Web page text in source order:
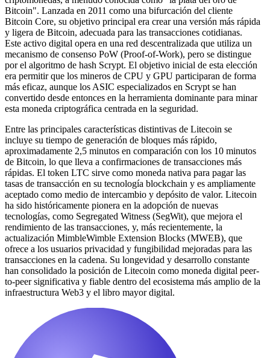
Bitcoin". Lanzada en 2011 como una bifurcación del cliente
Bitcoin Core, su objetivo principal era crear una versión más rápida
y ligera de Bitcoin, adecuada para las transacciones cotidianas.
Este activo digital opera en una red descentralizada que utiliza un
mecanismo de consenso PoW (Proof-of-Work), pero se distingue
por el algoritmo de hash Scrypt. El objetivo inicial de esta elección
era permitir que los mineros de CPU y GPU participaran de forma
más eficaz, aunque los ASIC especializados en Scrypt se han
convertido desde entonces en la herramienta dominante para minar
esta moneda criptográfica centrada en la seguridad.
Entre las principales características distintivas de Litecoin se
incluye su tiempo de generación de bloques más rápido,
aproximadamente 2,5 minutos en comparación con los 10 minutos
de Bitcoin, lo que lleva a confirmaciones de transacciones más
rápidas. El token LTC sirve como moneda nativa para pagar las
tasas de transacción en su tecnología blockchain y es ampliamente
aceptado como medio de intercambio y depósito de valor. Litecoin
ha sido históricamente pionera en la adopción de nuevas
tecnologías, como Segregated Witness (SegWit), que mejora el
rendimiento de las transacciones, y, más recientemente, la
actualización MimbleWimble Extension Blocks (MWEB), que
ofrece a los usuarios privacidad y fungibilidad mejoradas para las
transacciones en la cadena. Su longevidad y desarrollo constante
han consolidado la posición de Litecoin como moneda digital peer-
to-peer significativa y fiable dentro del ecosistema más amplio de la
infraestructura Web3 y el libro mayor digital.